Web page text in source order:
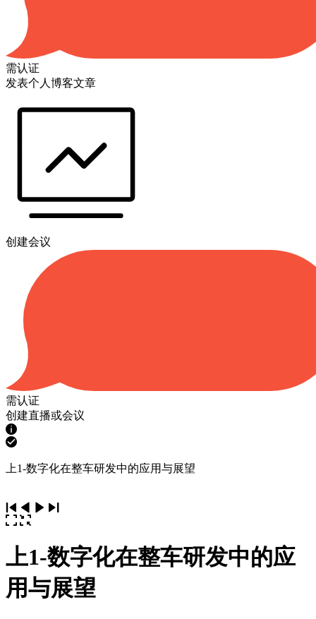
需认证
发表个人博客文章
创建会议
需认证
创建直播或会议
上1-数字化在整车研发中的应用与展望
上1-数字化在整车研发中的应
用与展望